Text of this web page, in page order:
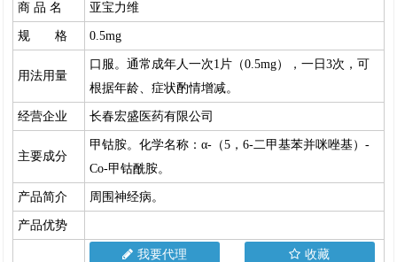
商 品 名 亚宝力维
规 格 0.5mg
用法用量
口服。通常成年人一次1片（0.5mg），一日3次，可
根据年龄、症状酌情增减。
经营企业 长春宏盛医药有限公司
主要成分
甲钴胺。化学名称：α-（5，6-二甲基苯并咪唑基）-
Co-甲钴酰胺。
产品简介 周围神经病。
产品优势
我要代理 收藏